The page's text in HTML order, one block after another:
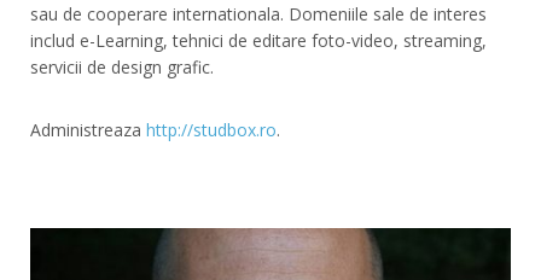
sau de cooperare internationala. Domeniile sale de interes
includ e-Learning, tehnici de editare foto-video, streaming,
servicii de design grafic.
Administreaza http://studbox.ro.